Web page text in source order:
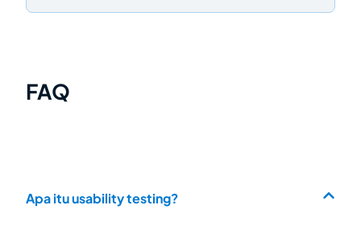
FAQ
Apa itu usability testing?